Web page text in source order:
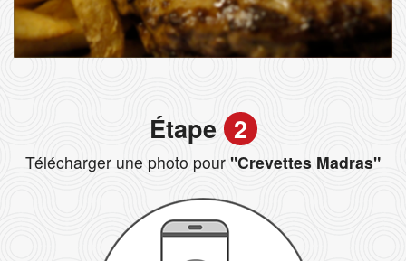
Étape 2
Télécharger une photo pour "Crevettes Madras"